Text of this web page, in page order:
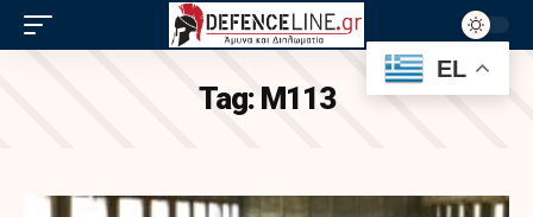
Tag: M113
EL